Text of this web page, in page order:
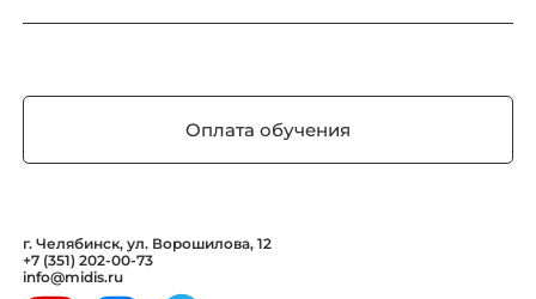
Оплата обучения
г. Челябинск, ул. Ворошилова, 12
+7 (351) 202-00-73
info@midis.ru